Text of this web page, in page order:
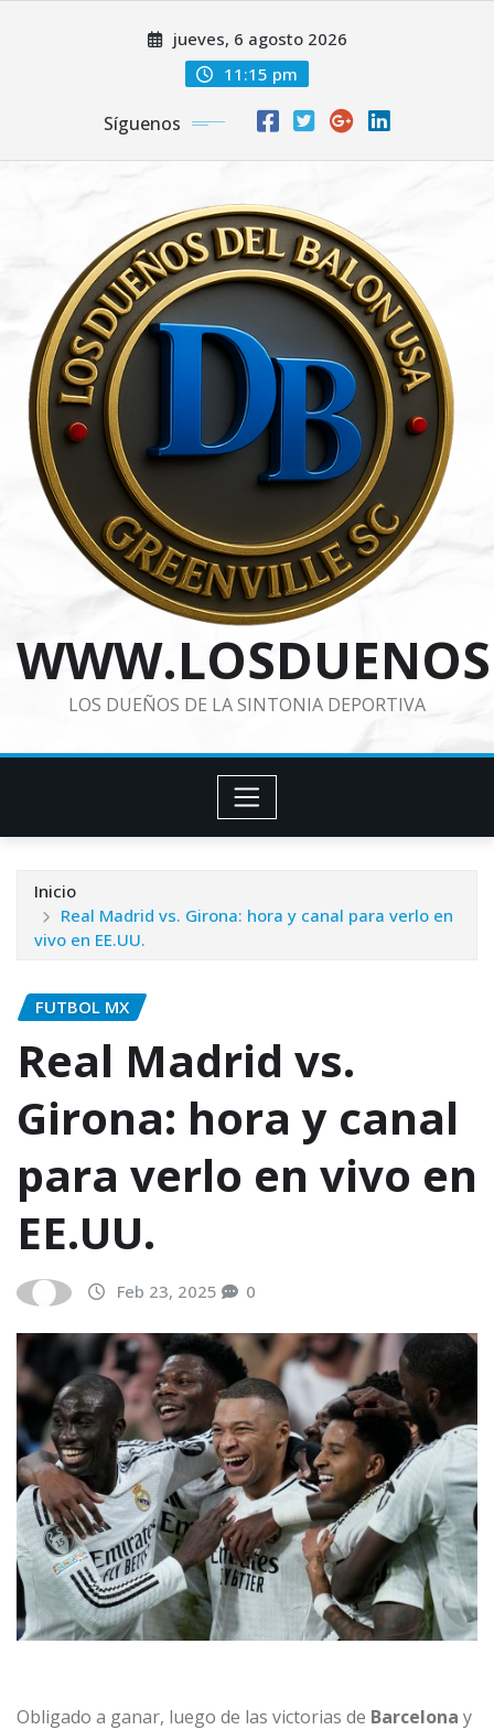
jueves, 6 agosto 2026
11:15 pm
Síguenos
LOS DUEÑOS DE LA SINTONIA DEPORTIVA
Inicio
Real Madrid vs. Girona: hora y canal para verlo en
vivo en EE.UU.
FUTBOL MX
Real Madrid vs.
Girona: hora y canal
para verlo en vivo en
EE.UU.
Feb 23, 2025 0
Obligado a ganar, luego de las victorias de Barcelona y